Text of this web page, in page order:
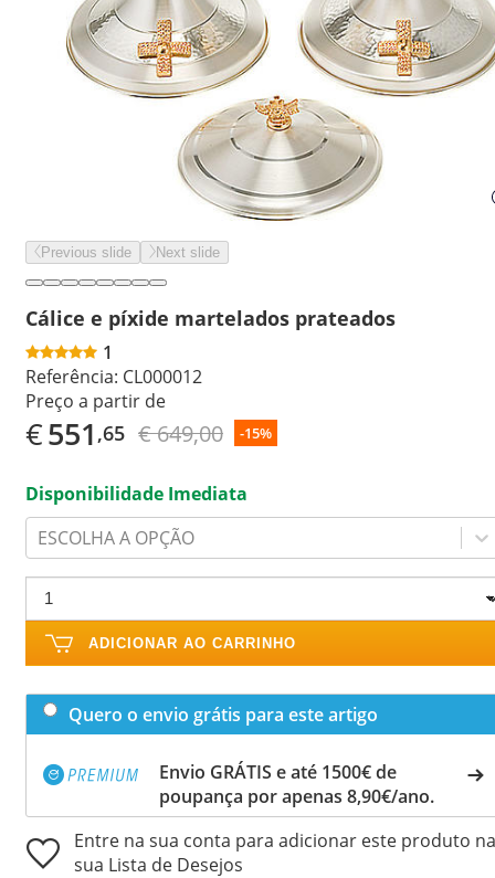
Previous slide Next slide
Cálice e píxide martelados prateados
1
Referência: CL000012
Preço a partir de
€551 ,65 € 649,00 -15%
Disponibilidade Imediata
ESCOLHA A OPÇÃO
ADICIONAR AO CARRINHO
Quero o envio grátis para este artigo
Envio GRÁTIS e até 1500€ de
poupança por apenas 8,90€/ano.
Entre na sua conta para adicionar este produto na
sua Lista de Desejos